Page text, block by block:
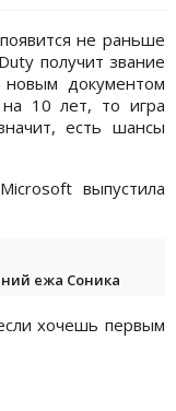
не раньше
получит звание
новым документом
на 10 лет, то игра
есть шансы
выпустила
ежа Соника
хочешь первым